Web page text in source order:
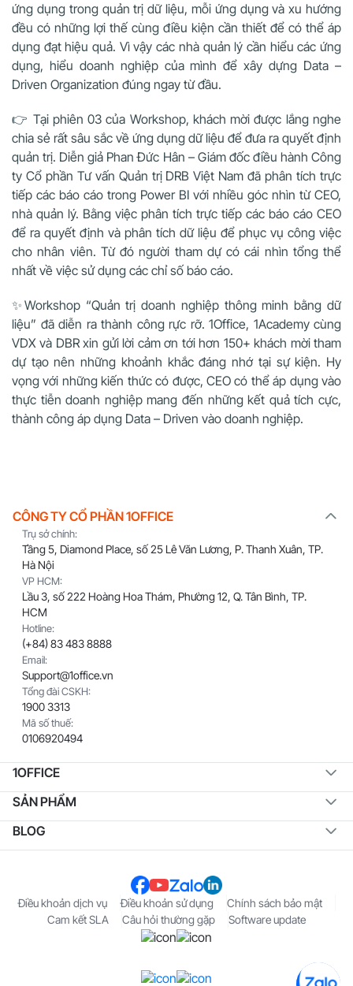
ứng dụng trong quản trị dữ liệu, mỗi ứng dụng và xu hướng
đều có những lợi thế cùng điều kiện cần thiết để có thể áp
dụng đạt hiệu quả. Vì vậy các nhà quản lý cần hiểu các ứng
dụng, hiểu doanh nghiệp của mình để xây dựng Data –
Driven Organization đúng ngay từ đầu.
👉 Tại phiên 03 của Workshop, khách mời được lắng nghe
chia sẻ rất sâu sắc về ứng dụng dữ liệu để đưa ra quyết định
quản trị. Diễn giả Phan Đức Hân – Giám đốc điều hành Công
ty Cổ phần Tư vấn Quản trị DRB Việt Nam đã phân tích trực
tiếp các báo cáo trong Power BI với nhiều góc nhìn từ CEO,
nhà quản lý. Bằng việc phân tích trực tiếp các báo cáo CEO
để ra quyết định và phân tích dữ liệu để phục vụ công việc
cho nhân viên. Từ đó người tham dự có cái nhìn tổng thể
nhất về việc sử dụng các chỉ số báo cáo.
✨Workshop “Quản trị doanh nghiệp thông minh bằng dữ
liệu” đã diễn ra thành công rực rỡ. 1Office, 1Academy cùng
VDX và DBR xin gửi lời cảm ơn tới hơn 150+ khách mời tham
dự tạo nên những khoảnh khắc đáng nhớ tại sự kiện. Hy
vọng với những kiến thức có được, CEO có thể áp dụng vào
thực tiễn doanh nghiệp mang đến những kết quả tích cực,
thành công áp dụng Data – Driven vào doanh nghiệp.
CÔNG TY CỔ PHẦN 1OFFICE
Trụ sở chính:
Tầng 5, Diamond Place, số 25 Lê Văn Lương, P. Thanh Xuân, TP.
Hà Nội
VP HCM:
Lầu 3, số 222 Hoàng Hoa Thám, Phường 12, Q. Tân Bình, TP.
HCM
Hotline:
(+84) 83 483 8888
Email:
Support@1office.vn
Tổng đài CSKH:
1900 3313
Mã số thuế:
0106920494
1OFFICE
SẢN PHẨM
BLOG
Điều khoản dịch vụ Điều khoản sử dụng
Chính sách bảo mật
Cam kết SLA
Câu hỏi thường gặp Software update